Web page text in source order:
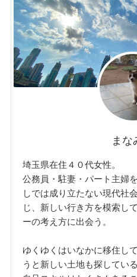
まな
埼玉県在住４０代女性。
公務員・駐妻・パート主婦
しでは成り立たない現代社
じ、新しい行き方を模索し
ーの考え方に出会う。
ゆくゆくはいなかに移住し
うと新しい土地も探してい